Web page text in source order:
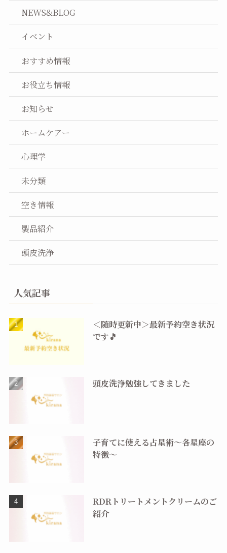
NEWS&BLOG
イベント
おすすめ情報
お役立ち情報
お知らせ
ホームケアー
心理学
未分類
空き情報
製品紹介
頭皮洗浄
人気記事
＜随時更新中＞最新予約空き状況
です🎵
頭皮洗浄勉強してきました
子育てに使える占星術〜各星座の
特徴〜
RDRトリートメントクリームのご
紹介